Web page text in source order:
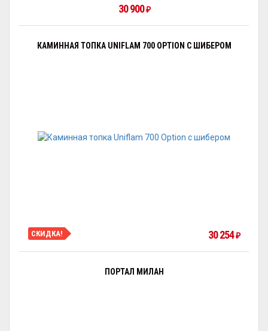
30 900₽
КАМИННАЯ ТОПКА UNIFLAM 700 OPTION С ШИБЕРОМ
СКИДКА! 30 254₽
ПОРТАЛ МИЛАН